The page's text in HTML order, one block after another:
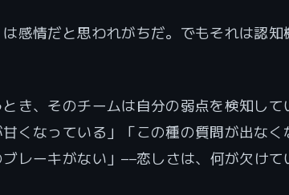
は感情だと思われがちだ。でもそれは認知
き、そのチームは自分の弱点を検知して
くなっている」「この種の質問が出なく
レーキがない」——恋しさは、何が欠けて